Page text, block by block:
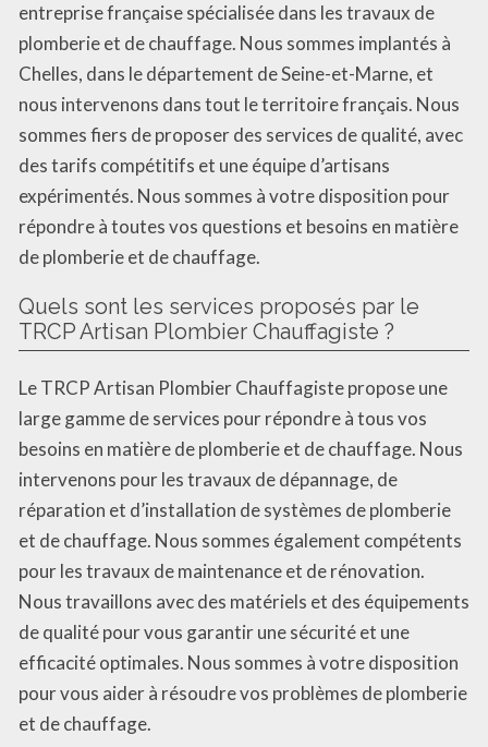
entreprise française spécialisée dans les travaux de
plomberie et de chauffage. Nous sommes implantés à
Chelles, dans le département de Seine-et-Marne, et
nous intervenons dans tout le territoire français. Nous
sommes fiers de proposer des services de qualité, avec
des tarifs compétitifs et une équipe d’artisans
expérimentés. Nous sommes à votre disposition pour
répondre à toutes vos questions et besoins en matière
de plomberie et de chauffage.
Quels sont les services proposés par le
TRCP Artisan Plombier Chauffagiste ?
Le TRCP Artisan Plombier Chauffagiste propose une
large gamme de services pour répondre à tous vos
besoins en matière de plomberie et de chauffage. Nous
intervenons pour les travaux de dépannage, de
réparation et d’installation de systèmes de plomberie
et de chauffage. Nous sommes également compétents
pour les travaux de maintenance et de rénovation.
Nous travaillons avec des matériels et des équipements
de qualité pour vous garantir une sécurité et une
efficacité optimales. Nous sommes à votre disposition
pour vous aider à résoudre vos problèmes de plomberie
et de chauffage.